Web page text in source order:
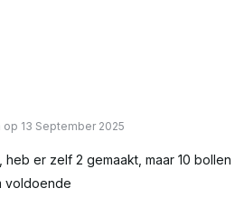
op 13 September 2025
er zelf 2 gemaakt, maar 10 bollen
voldoende